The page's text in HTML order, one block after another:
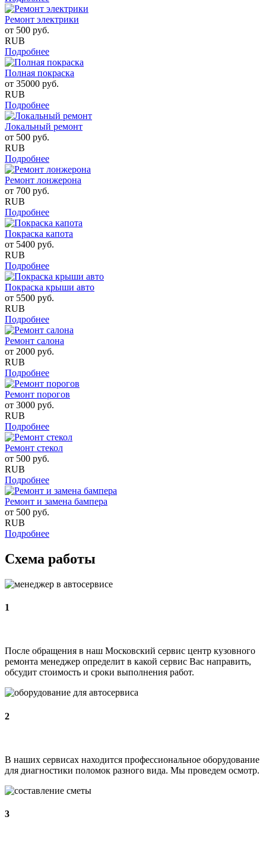
Ремонт электрики
от 500 руб.
RUB
Подробнее
Полная покраска
от 35000 руб.
RUB
Подробнее
Локальный ремонт
от 500 руб.
RUB
Подробнее
Ремонт лонжерона
от 700 руб.
RUB
Подробнее
Покраска капота
от 5400 руб.
RUB
Подробнее
Покраска крыши авто
от 5500 руб.
RUB
Подробнее
Ремонт салона
от 2000 руб.
RUB
Подробнее
Ремонт порогов
от 3000 руб.
RUB
Подробнее
Ремонт стекол
от 500 руб.
RUB
Подробнее
Ремонт и замена бампера
от 500 руб.
RUB
Подробнее
Схема работы
1
После обращения в наш Московский сервис центр кузовного
ремонта менеджер определит в какой сервис Вас направить,
обсудит стоимость и сроки выполнения работ.
2
В наших сервисах находится профессиональное оборудование
для диагностики поломок разного вида. Мы проведем осмотр.
3